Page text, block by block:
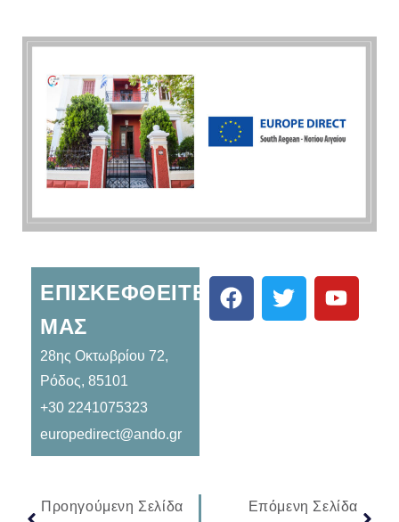
ΕΠΙΣΚΕΦΘΕΊΤΕ
ΜΑΣ
28ης Οκτωβρίου 72,
Ρόδος, 85101
+30 2241075323
europedirect@ando.gr
Προηγούμενη Σελίδα
Επόμενη Σελίδα